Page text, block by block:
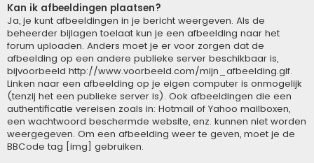
Kan ik afbeeldingen plaatsen?
Ja, je kunt afbeeldingen in je bericht weergeven. Als de
beheerder bijlagen toelaat kun je een afbeelding naar het
forum uploaden. Anders moet je er voor zorgen dat de
afbeelding op een andere publieke server beschikbaar is,
bijvoorbeeld http://www.voorbeeld.com/mijn_afbeelding.gif.
Linken naar een afbeelding op je eigen computer is onmogelijk
(tenzij het een publieke server is). Ook afbeeldingen die een
authentificatie vereisen zoals in: Hotmail of Yahoo mailboxen,
een wachtwoord beschermde website, enz. kunnen niet worden
weergegeven. Om een afbeelding weer te geven, moet je de
BBCode tag [img] gebruiken.